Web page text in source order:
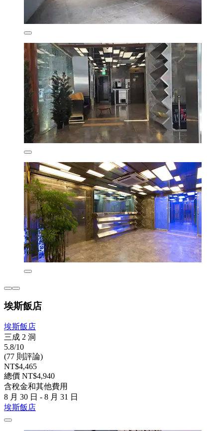
埃斯飯店
埃斯飯店
三成 2 洞
5.8/10
(77 則評論)
NT$4,465
總價 NT$4,940
含稅金和其他費用
8 月 30 日 - 8 月 31 日
埃斯飯店